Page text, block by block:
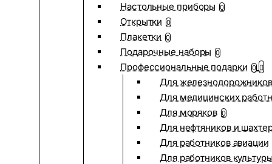
Настольные приборы 0
Открытки 0
Плакетки 0
Подарочные наборы 0
Профессиональные подарки 0
Для железнодорожников
Для медицинских
Для моряков 0
Для нефтяников и
Для работников авиации
Для работников